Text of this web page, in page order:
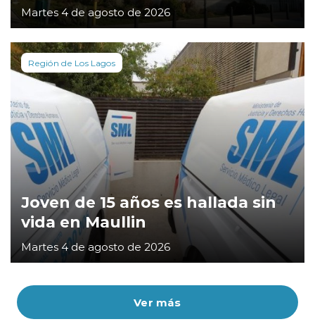
Ver más
Martes 4 de agosto de 2026
Región de Los Lagos
Joven de 15 años es hallada sin
vida en Maullin
Martes 4 de agosto de 2026